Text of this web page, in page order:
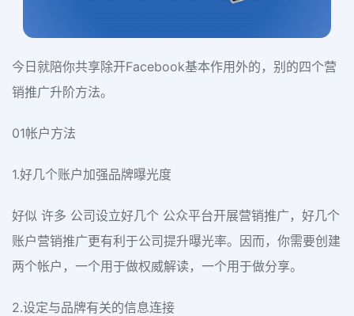
今日就陪你共享除开Facebook基本作用外的，别的四个营
销推广升阶方法。
01帐户方法
1.好几个账户加强品牌曝光度
好似 许多 公司设立好几个 公众平台开展营销推广，好几个
账户营销推广更有利于公司提升曝光率。因而，你需要创建
两个帐户，一个用于做权威解读，一个用于做分享。
2.设定与品牌有关的信息连接